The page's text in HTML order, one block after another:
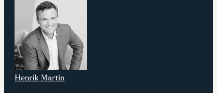
Henrik Martin